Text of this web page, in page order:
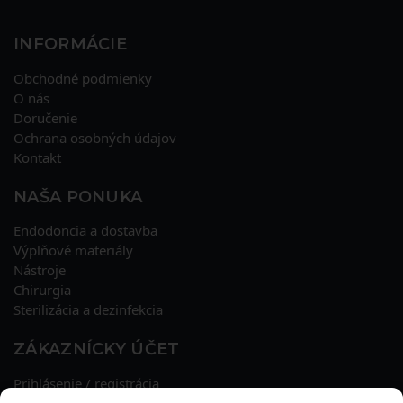
INFORMÁCIE
Obchodné podmienky
O nás
Doručenie
Ochrana osobných údajov
Kontakt
NAŠA PONUKA
Endodoncia a dostavba
Výplňové materiály
Nástroje
Chirurgia
Sterilizácia a dezinfekcia
ZÁKAZNÍCKY ÚČET
Prihlásenie / registrácia